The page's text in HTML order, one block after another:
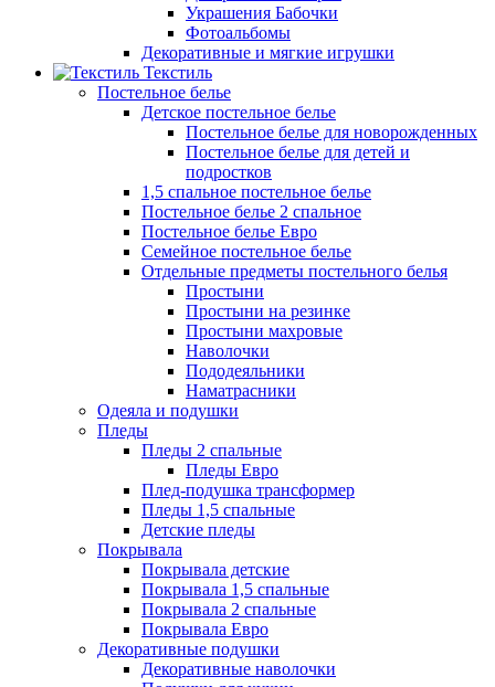
Украшения Бабочки
Фотоальбомы
Декоративные и мягкие игрушки
Текстиль
Постельное белье
Детское постельное белье
Постельное белье для новорожденных
Постельное белье для детей и
подростков
1,5 спальное постельное белье
Постельное белье 2 спальное
Постельное белье Евро
Семейное постельное белье
Отдельные предметы постельного белья
Простыни
Простыни на резинке
Простыни махровые
Наволочки
Пододеяльники
Наматрасники
Одеяла и подушки
Пледы
Пледы 2 спальные
Пледы Евро
Плед-подушка трансформер
Пледы 1,5 спальные
Детские пледы
Покрывала
Покрывала детские
Покрывала 1,5 спальные
Покрывала 2 спальные
Покрывала Евро
Декоративные подушки
Декоративные наволочки